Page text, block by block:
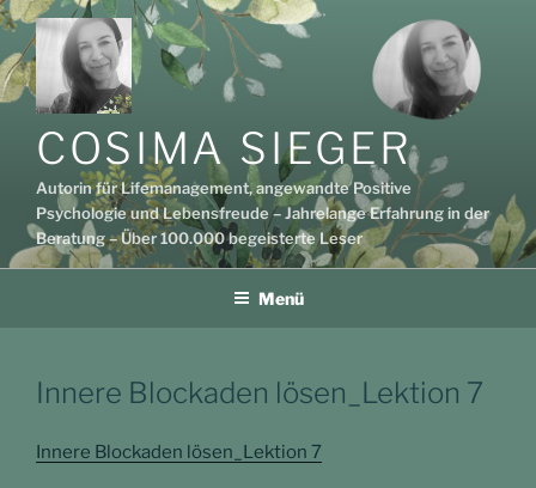
Zum
Inhalt
springen
COSIMA SIEGER
Autorin für Lifemanagement, angewandte Positive
Psychologie und Lebensfreude – Jahrelange Erfahrung in der
Beratung – Über 100.000 begeisterte Leser
Menü
Innere Blockaden lösen_Lektion 7
Innere Blockaden lösen_Lektion 7